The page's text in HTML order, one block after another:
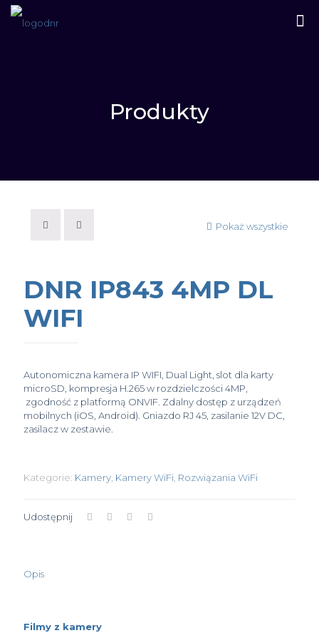
Produkty
Pokaż wszystkie
DNR IP843 4MP DL
WIFI
Autonomiczna kamera IP WIFI, Dual Light, slot dla karty
microSD, kompresja H.265 w rozdzielczości 4MP,
zgodność z platformą ONVIF. Zdalny dostęp z urządzeń
mobilnych (iOS, Android). Gniazdo RJ 45, zasilanie 12V DC,
zasilacz w zestawie.
Kategorie: Kamery Kamery WiFi Rozwiązania WiFi
Udostępnij
Opis
Filmy z kamery